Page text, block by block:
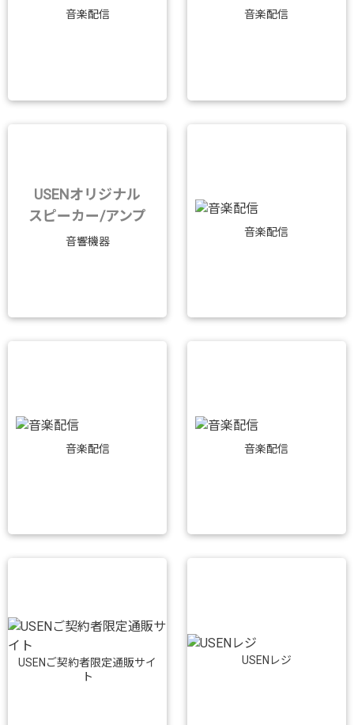
音楽配信 音楽配信
USENオリジナル
スピーカー/アンプ
音響機器
音楽配信
音楽配信 音楽配信
USENご契約者限定通販サイ
ト
USENレジ